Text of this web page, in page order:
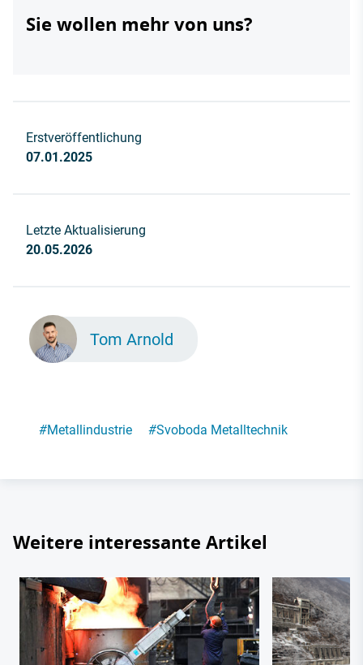
Sie wollen mehr von uns?
Erstveröffentlichung
07.01.2025
Letzte Aktualisierung
20.05.2026
Tom Arnold
#Metallindustrie #Svoboda Metalltechnik
Weitere interessante Artikel